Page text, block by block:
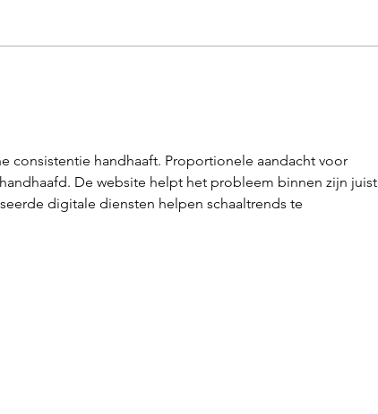
consistentie handhaaft. Proportionele aandacht voor
De website helpt het probleem binnen zijn
digitale diensten helpen schaaltrends te